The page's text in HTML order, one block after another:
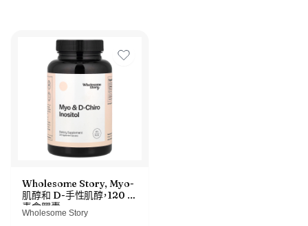
Wholesome Story, Myo-
肌醇和 D-手性肌醇，120 粒
素食膠囊
Wholesome Story